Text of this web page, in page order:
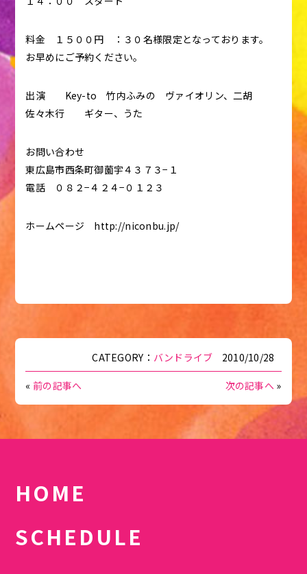
料金 １５００円 ：３０名様限定となっております。
お早めにご予約ください。
出演 Key-to 竹内ふみの ヴァイオリン、二胡
佐々木行 ギター、うた
お問い合わせ
東広島市西条町御薗宇４３７３−１
電話 ０８２−４２４−０１２３
ホームページ http://niconbu.jp/
CATEGORY： バンドライブ 2010/10/28
« 前の記事へ 次の記事へ »
HOME
SCHEDULE